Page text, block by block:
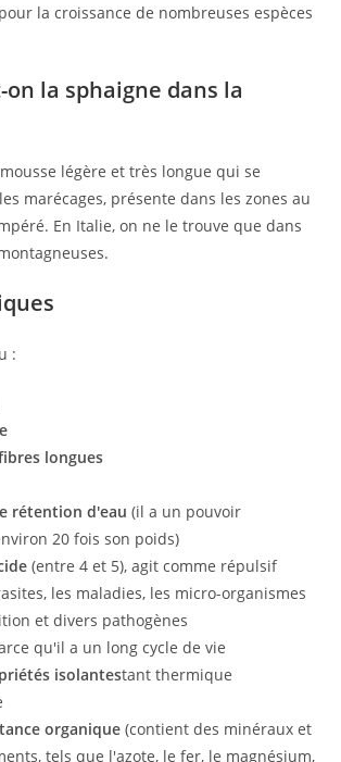
la croissance de nombreuses espèces
la sphaigne dans la
légère et très longue qui se
marécages, présente dans les zones au
En Italie, on ne le trouve que dans
:
longues
rétention d'eau (il a un pouvoir
20 fois son poids)
(entre 4 et 5), agit comme répulsif
les maladies, les micro-organismes
et divers pathogènes
qu'il a un long cycle de vie
isolantestant thermique
organique (contient des minéraux et
tels que l'azote, le fer, le magnésium,